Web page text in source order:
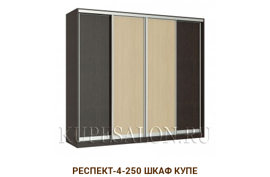
РЕСПЕКТ-4-250 ШКАФ КУПЕ